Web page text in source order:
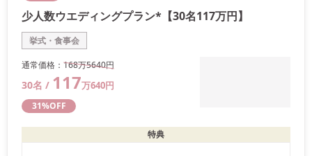
少人数ウエディングプラン*【30名117万円】
挙式・食事会
通常価格： 168万5640円
30名 / 117万640円
31%OFF
特典